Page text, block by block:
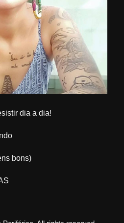
dia a dia!
bons)